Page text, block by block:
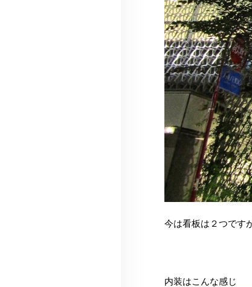
今は看板は２つです
内装はこんな感じ